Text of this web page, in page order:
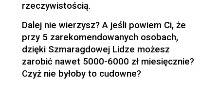
rzeczywistością.
Dalej nie wierzysz? A jeśli powiem Ci, że
przy 5 zarekomendowanych osobach,
dzięki Szmaragdowej Lidze możesz
zarobić nawet 5000-6000 zł miesięcznie?
Czyż nie byłoby to cudowne?